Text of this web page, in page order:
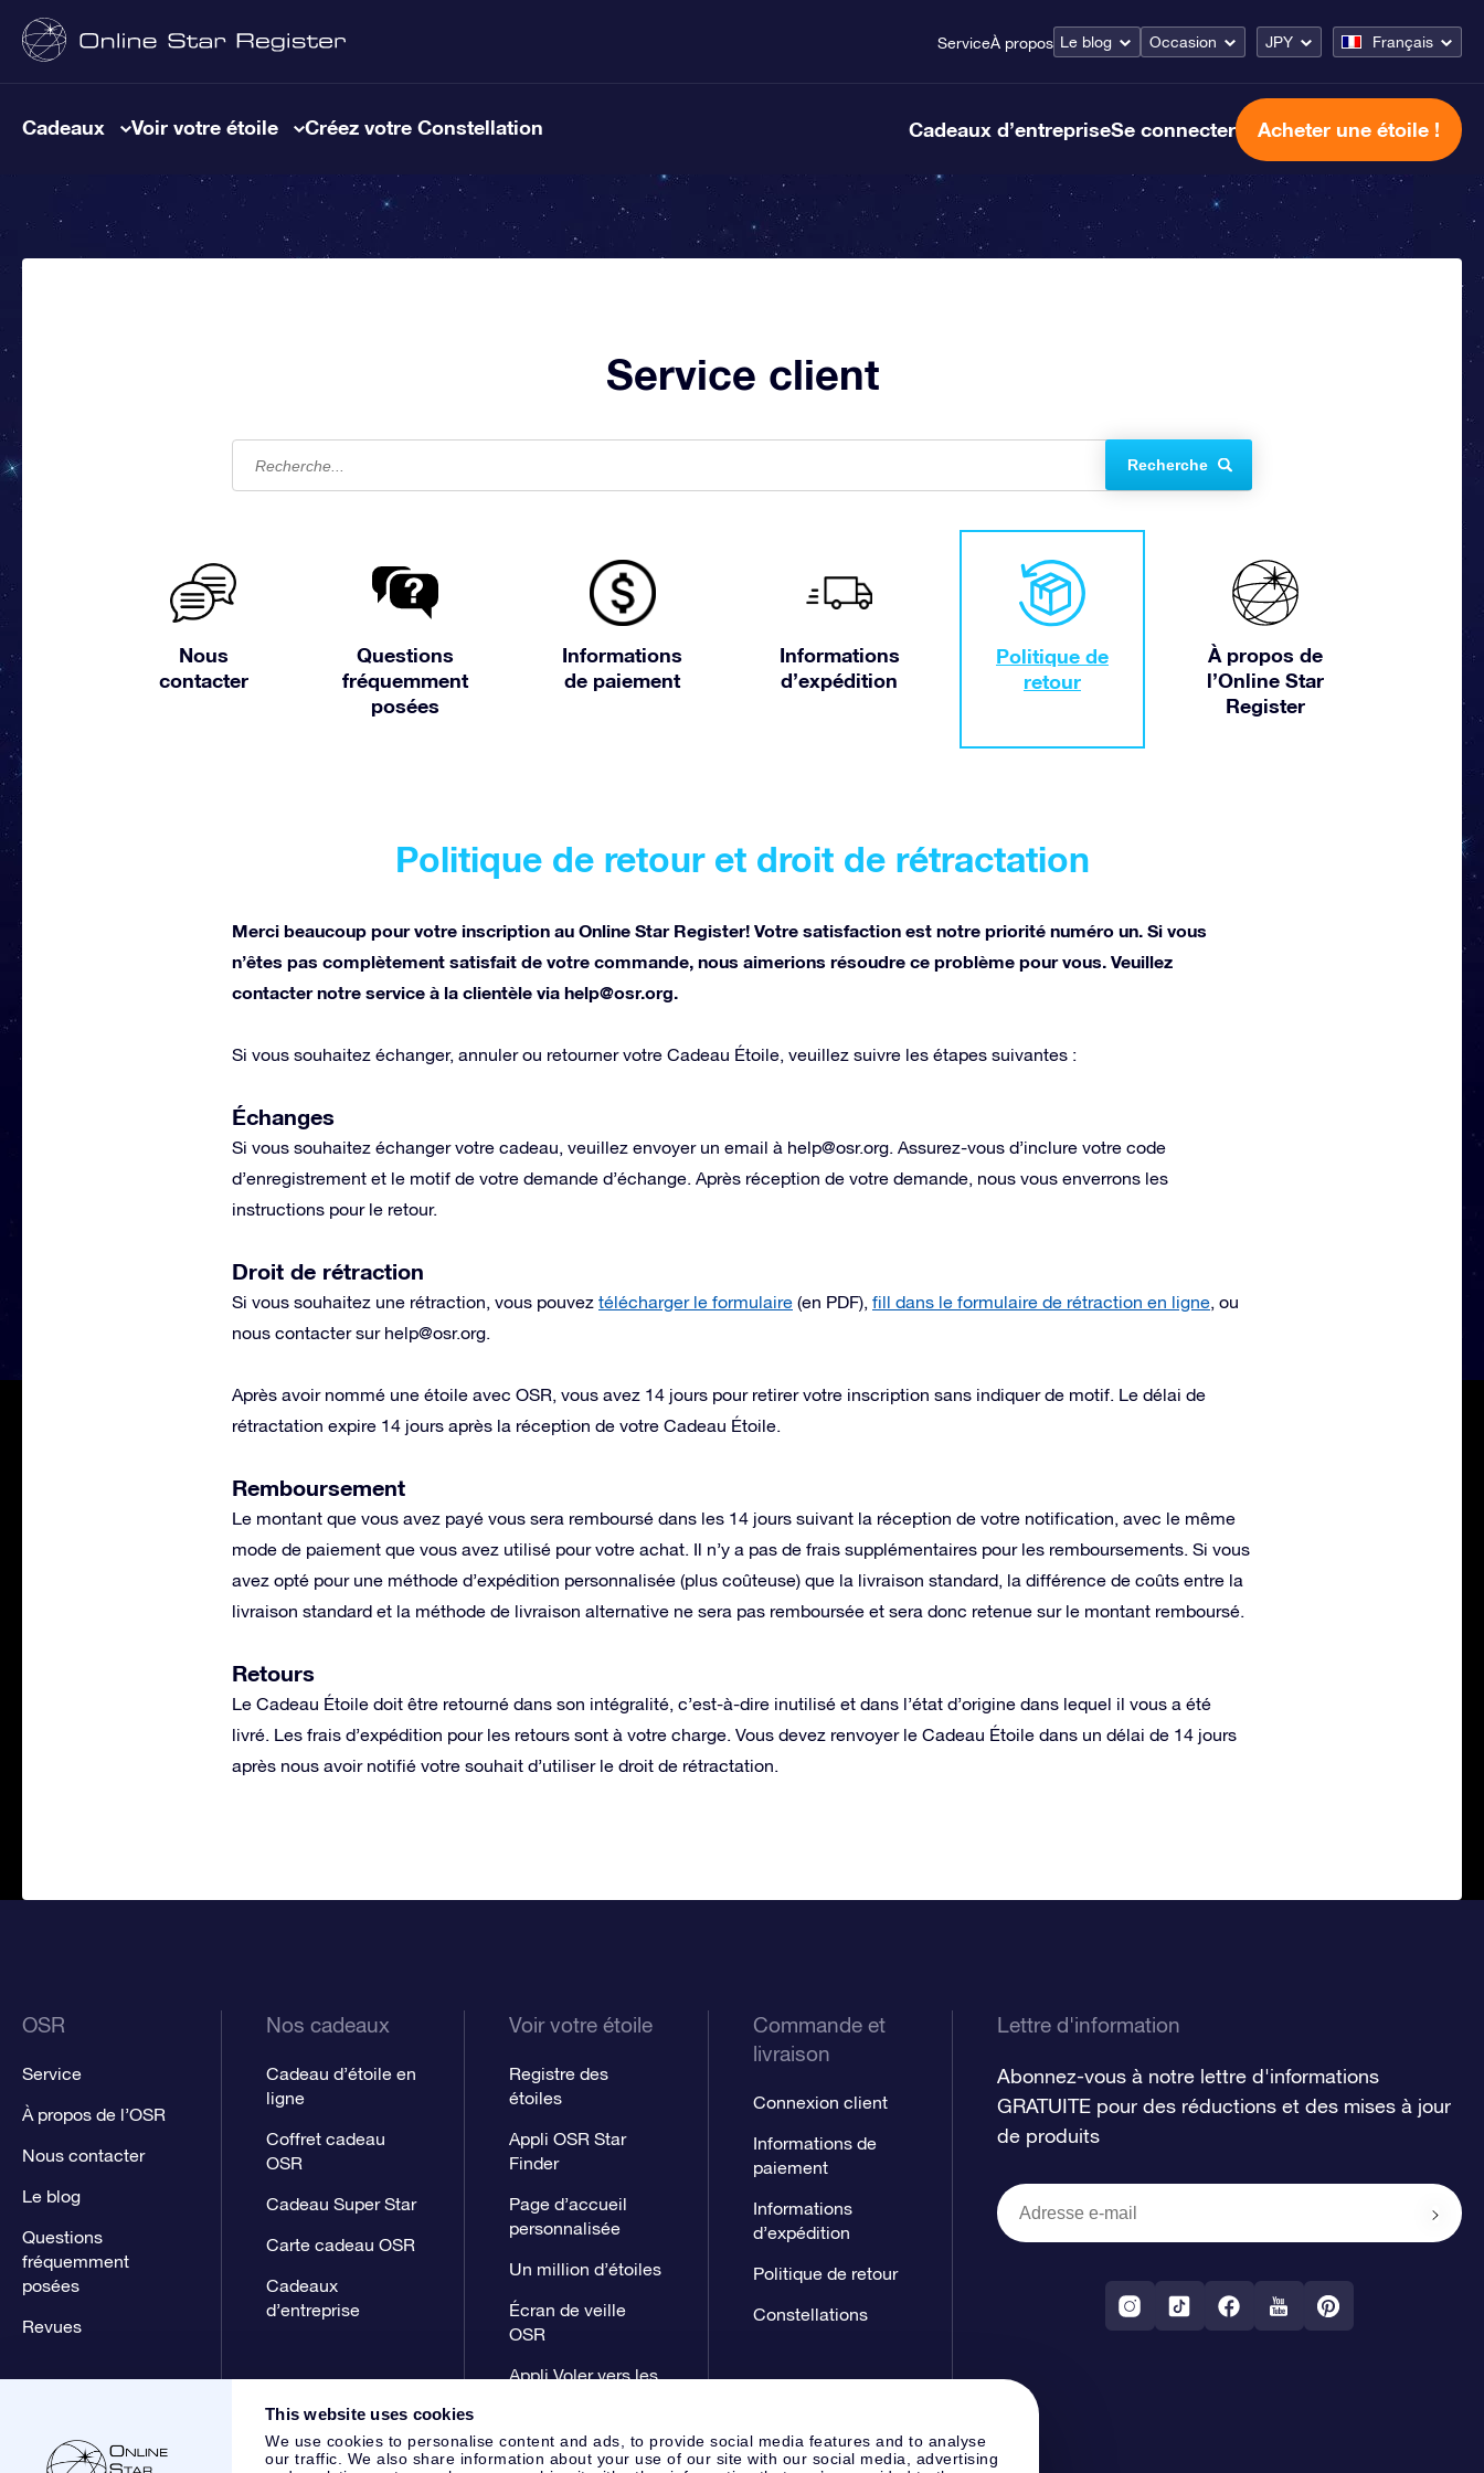
This website uses cookies
We use cookies to personalise content and ads, to provide social media features and to analyse
our traffic. We also share information about your use of our site with our social media, advertising
ServiceÀ propos Le blog Occasion JPY Français
Cadeaux Voir votre étoile Créez votre Constellation Cadeaux d’entrepriseSe connecter Acheter une étoile !
Service client
Recherche
Nous
contacter
Questions
fréquemment
posées
Informations
de paiement
Informations
d’expédition
Politique de
retour
À propos de
l’Online Star
Register
Politique de retour et droit de rétractation
Merci beaucoup pour votre inscription au Online Star Register! Votre satisfaction est notre priorité numéro un. Si vous
n’êtes pas complètement satisfait de votre commande, nous aimerions résoudre ce problème pour vous. Veuillez
contacter notre service à la clientèle via help@osr.org.
Si vous souhaitez échanger, annuler ou retourner votre Cadeau Étoile, veuillez suivre les étapes suivantes :
Échanges
Si vous souhaitez échanger votre cadeau, veuillez envoyer un email à help@osr.org. Assurez-vous d’inclure votre code
d’enregistrement et le motif de votre demande d’échange. Après réception de votre demande, nous vous enverrons les
instructions pour le retour.
Droit de rétraction
Si vous souhaitez une rétraction, vous pouvez télécharger le formulaire (en PDF), fill dans le formulaire de rétraction en ligne, ou
nous contacter sur help@osr.org.
Après avoir nommé une étoile avec OSR, vous avez 14 jours pour retirer votre inscription sans indiquer de motif. Le délai de
rétractation expire 14 jours après la réception de votre Cadeau Étoile.
Remboursement
Le montant que vous avez payé vous sera remboursé dans les 14 jours suivant la réception de votre notification, avec le même
mode de paiement que vous avez utilisé pour votre achat. Il n’y a pas de frais supplémentaires pour les remboursements. Si vous
avez opté pour une méthode d’expédition personnalisée (plus coûteuse) que la livraison standard, la différence de coûts entre la
livraison standard et la méthode de livraison alternative ne sera pas remboursée et sera donc retenue sur le montant remboursé.
Retours
Le Cadeau Étoile doit être retourné dans son intégralité, c’est-à-dire inutilisé et dans l’état d’origine dans lequel il vous a été
livré. Les frais d’expédition pour les retours sont à votre charge. Vous devez renvoyer le Cadeau Étoile dans un délai de 14 jours
après nous avoir notifié votre souhait d’utiliser le droit de rétractation.
OSR
Service
À propos de l’OSR
Nous contacter
Le blog
Questions
fréquemment
posées
Revues
Nos cadeaux
Cadeau d’étoile en
ligne
Coffret cadeau
OSR
Cadeau Super Star
Carte cadeau OSR
Cadeaux
d’entreprise
Voir votre étoile
Registre des
étoiles
Appli OSR Star
Finder
Page d’accueil
personnalisée
Un million d’étoiles
Écran de veille
OSR
Appli Voler vers les
Commande et
livraison
Connexion client
Informations de
paiement
Informations
d’expédition
Politique de retour
Constellations
Lettre d'information
Abonnez-vous à notre lettre d'informations
GRATUITE pour des réductions et des mises à jour
de produits